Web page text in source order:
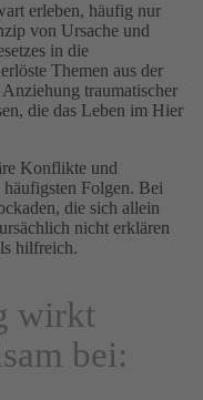
erleben, häufig nur
von Ursache und
in die
Themen aus der
traumatischer
die das Leben im Hier
Konflikte und
Folgen. Bei
die sich allein
nicht erklären
hilfreich.
wirkt
bei: